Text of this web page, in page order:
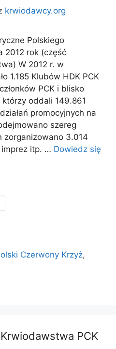
krwiodawcy.org
Polskiego
2012 rok (część
W 2012 r. w
1.185 Klubów HDK PCK
PCK i blisko
oddali 149.861
promocyjnych na
szereg
zorganizowano 3.014
imprez itp. … Dowiedz się
Czerwony Krzyż,
PCK